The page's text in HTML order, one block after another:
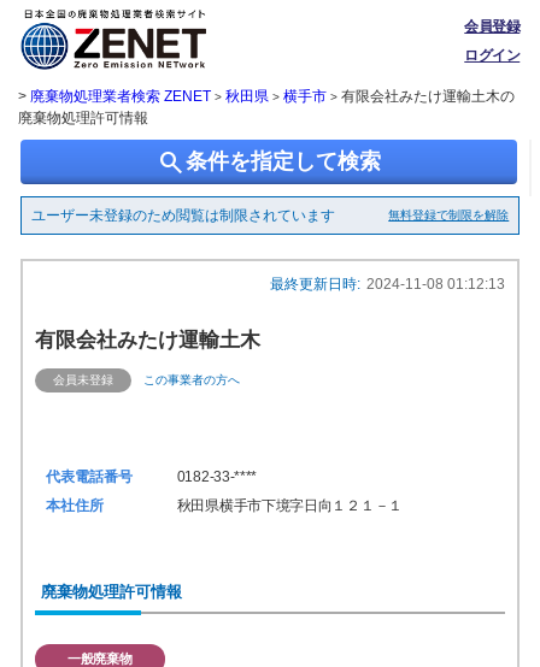
会員登録
ログイン
> 廃棄物処理業者検索 ZENET > 秋田県 > 横手市> 有限会社みたけ運輸土木の
廃棄物処理許可情報
search条件を指定して検索
ユーザー未登録のため閲覧は制限されています 無料登録で制限を解除
最終更新日時: 2024-11-08 01:12:13
有限会社みたけ運輸土木
会員未登録 この事業者の方へ
代表電話番号
0182-33-****
本社住所
秋田県横手市下境字日向１２１－１
廃棄物処理許可情報
一般廃棄物